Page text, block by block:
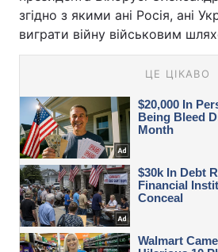
згідно з якими ані Росія, ані
виграти війну військовим